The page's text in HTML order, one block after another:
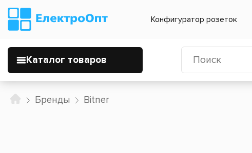
Конфигуратор розеток
Каталог товаров
Бренды Bitner